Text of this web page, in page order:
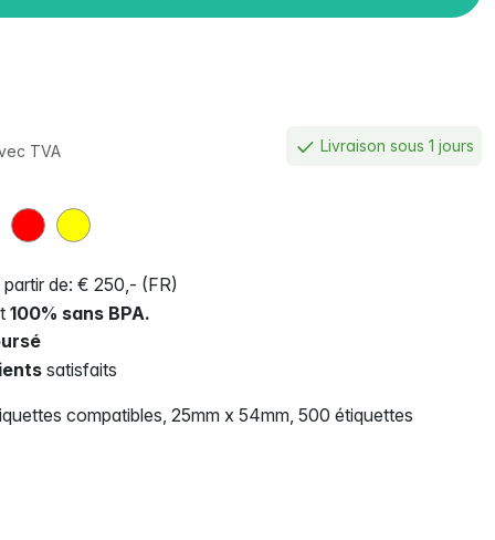
TVA Livraison sous 1 jours
de: € 250,- (FR)
100% sans BPA.
satisfaits
compatibles, 25mm x 54mm, 500 étiquettes